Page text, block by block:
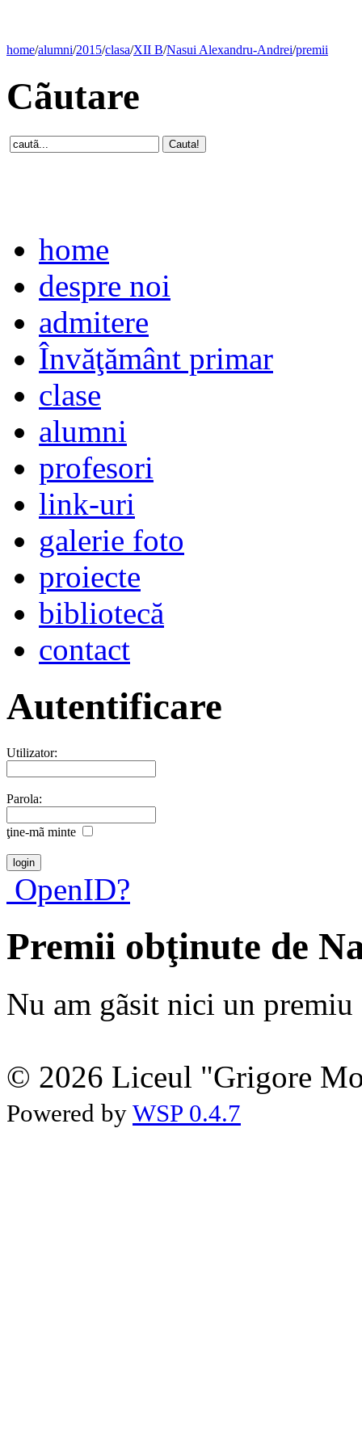
home/alumni/2015/clasa/XII B/Nasui Alexandru-Andrei/premii
Cãutare
home
despre noi
admitere
Învăţământ primar
clase
alumni
profesori
link-uri
galerie foto
proiecte
bibliotecă
contact
Autentificare
Utilizator:
Parola:
ţine-mã minte
OpenID?
Premii obţinute de
Nu am gãsit nici un premiu
© 2026 Liceul "Grigore
Powered by WSP 0.4.7